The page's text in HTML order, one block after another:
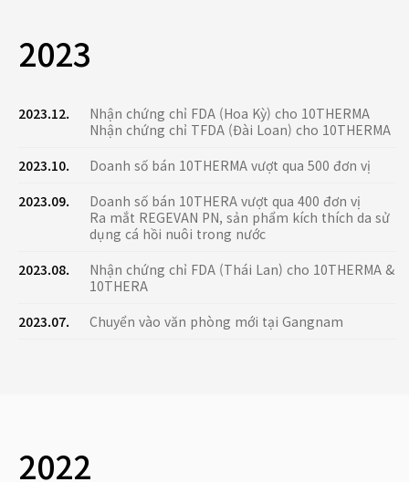
2023
2023.12.
Nhận chứng chỉ FDA (Hoa Kỳ) cho 10THERMA
Nhận chứng chỉ TFDA (Đài Loan) cho 10THERMA
2023.10.
Doanh số bán 10THERMA vượt qua 500 đơn vị
2023.09.
Doanh số bán 10THERA vượt qua 400 đơn vị
Ra mắt REGEVAN PN, sản phẩm kích thích da sử
dụng cá hồi nuôi trong nước
2023.08.
Nhận chứng chỉ FDA (Thái Lan) cho 10THERMA &
10THERA
2023.07.
Chuyển vào văn phòng mới tại Gangnam
2022